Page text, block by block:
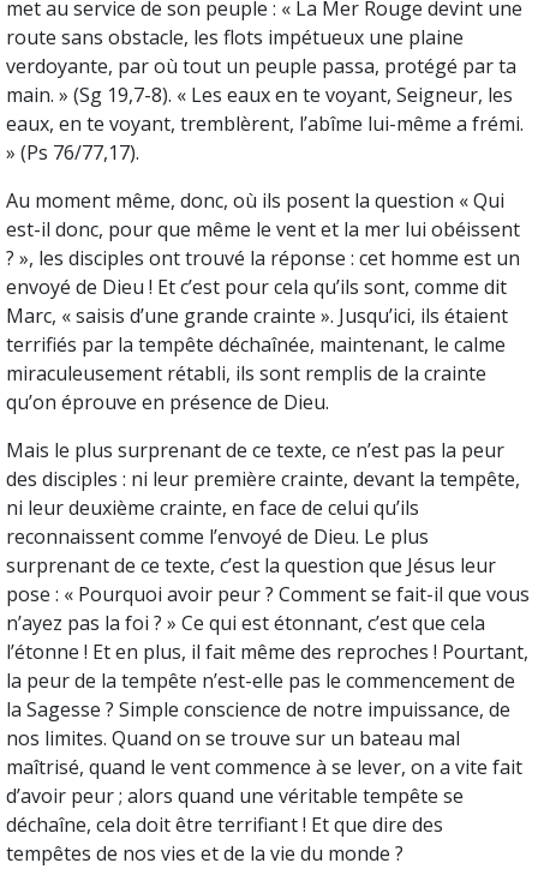
met au service de son peuple : « La Mer Rouge devint une
route sans obstacle, les flots impétueux une plaine
verdoyante, par où tout un peuple passa, protégé par ta
main. » (Sg 19,7-8). « Les eaux en te voyant, Seigneur, les
eaux, en te voyant, tremblèrent, l’abîme lui-même a frémi.
» (Ps 76/77,17).
Au moment même, donc, où ils posent la question « Qui
est-il donc, pour que même le vent et la mer lui obéissent
? », les disciples ont trouvé la réponse : cet homme est un
envoyé de Dieu ! Et c’est pour cela qu’ils sont, comme dit
Marc, « saisis d’une grande crainte ». Jusqu’ici, ils étaient
terrifiés par la tempête déchaînée, maintenant, le calme
miraculeusement rétabli, ils sont remplis de la crainte
qu’on éprouve en présence de Dieu.
Mais le plus surprenant de ce texte, ce n’est pas la peur
des disciples : ni leur première crainte, devant la tempête,
ni leur deuxième crainte, en face de celui qu’ils
reconnaissent comme l’envoyé de Dieu. Le plus
surprenant de ce texte, c’est la question que Jésus leur
pose : « Pourquoi avoir peur ? Comment se fait-il que vous
n’ayez pas la foi ? » Ce qui est étonnant, c’est que cela
l’étonne ! Et en plus, il fait même des reproches ! Pourtant,
la peur de la tempête n’est-elle pas le commencement de
la Sagesse ? Simple conscience de notre impuissance, de
nos limites. Quand on se trouve sur un bateau mal
maîtrisé, quand le vent commence à se lever, on a vite fait
d’avoir peur ; alors quand une véritable tempête se
déchaîne, cela doit être terrifiant ! Et que dire des
tempêtes de nos vies et de la vie du monde ?